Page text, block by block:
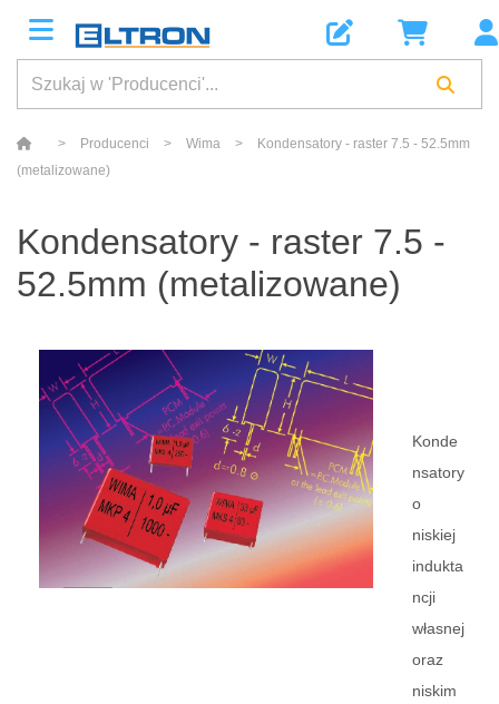
> Producenci > Wima >
Kondensatory - raster 7.5 - 52.5mm
(metalizowane)
Kondensatory - raster 7.5 -
52.5mm (metalizowane)
Konde
nsatory
o
niskiej
indukta
ncji
własnej
oraz
niskim